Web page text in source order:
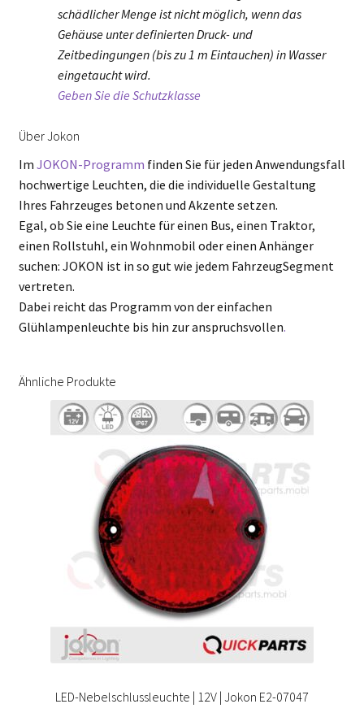
schädlicher Menge ist nicht möglich, wenn das
Gehäuse unter definierten Druck- und
Zeitbedingungen (bis zu 1 m Eintauchen) in Wasser
eingetaucht wird.
Geben Sie die Schutzklasse
Über Jokon
Im JOKON-Programm finden Sie für jeden Anwendungsfall
hochwertige Leuchten, die die individuelle Gestaltung
Ihres Fahrzeuges betonen und Akzente setzen.
Egal, ob Sie eine Leuchte für einen Bus, einen Traktor,
einen Rollstuhl, ein Wohnmobil oder einen Anhänger
suchen: JOKON ist in so gut wie jedem FahrzeugSegment
vertreten.
Dabei reicht das Programm von der einfachen
Glühlampenleuchte bis hin zur anspruchsvollen.
Ähnliche Produkte
LED-Nebelschlussleuchte | 12V | Jokon E2-07047